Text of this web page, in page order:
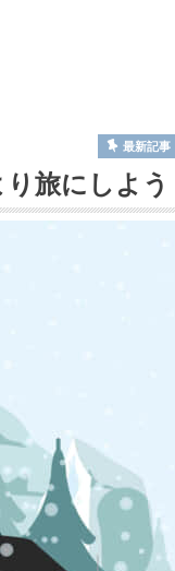
最新記事
旅にしよう